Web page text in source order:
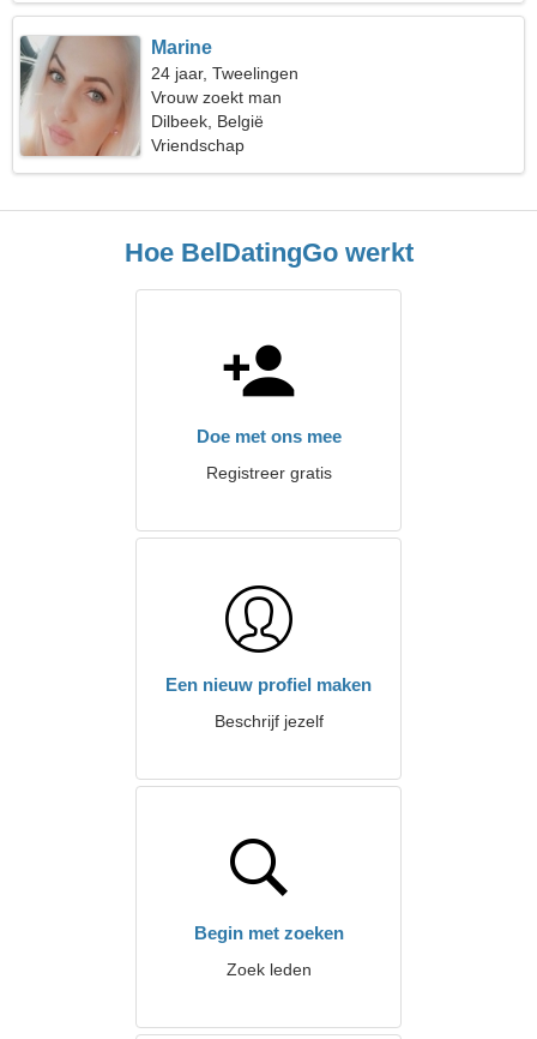
Marine
24 jaar, Tweelingen
Vrouw zoekt man
Dilbeek, België
Vriendschap
Hoe BelDatingGo werkt
Doe met ons mee
Registreer gratis
Een nieuw profiel maken
Beschrijf jezelf
Begin met zoeken
Zoek leden